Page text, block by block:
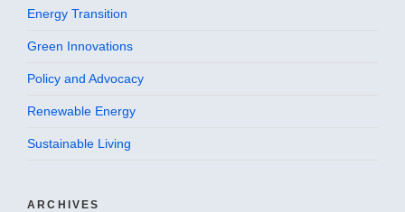
Energy Transition
Green Innovations
Policy and Advocacy
Renewable Energy
Sustainable Living
ARCHIVES